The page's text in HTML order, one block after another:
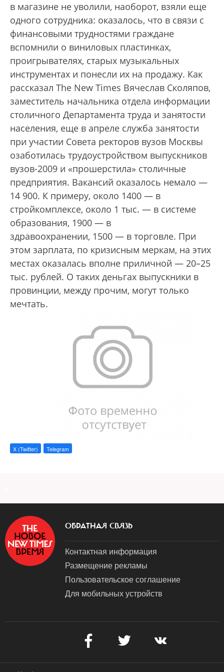
в магазине не уволили, наоборот, взяли еще
одного сотрудника: оказалось, что в связи с
финансовыми трудностями граждане
вспомнили о виниловых пластинках,
проигрывателях, старых музыкальных
инструментах и понесли их на продажу. Как
рассказал The New Times Вячеслав Сколяпов,
заместитель начальника отдела информации
столичного Департамента труда и занятости
населения, еще в апреле служба занятости
при участии Совета ректоров вузов Москвы
озаботилась трудоустройством выпускников
вузов-2009 и «прошерстила» столичные
предприятия. Вакансий оказалось немало —
14 900. К примеру, около 1400 — в
стройкомплексе, около 1 тыс. — в системе
образования, 1900 — в
здравоохранении, 1500 — в торговле. При
этом зарплата, по кризисным меркам, на этих
местах оказалась вполне приличной — 20–25
тыс. рублей. О таких деньгах выпускники в
провинции, между прочим, могут только
мечтать.
X (Twitter) Telegram
ОБРАТНАЯ СВЯЗЬ
Контактная информация
Размещение рекламы
Пользовательское соглашение
Для мобильных устройств